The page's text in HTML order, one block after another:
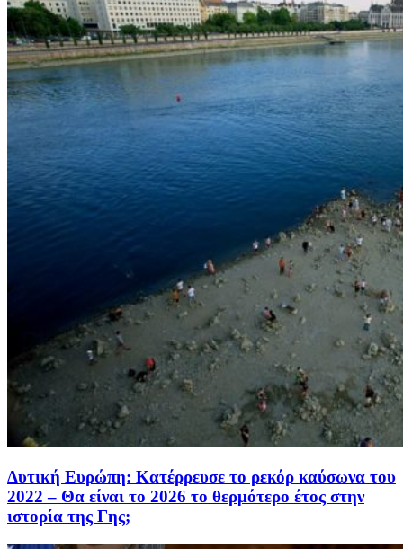
Δυτική Ευρώπη: Κατέρρευσε το ρεκόρ καύσωνα του
2022 – Θα είναι το 2026 το θερμότερο έτος στην
ιστορία της Γης;